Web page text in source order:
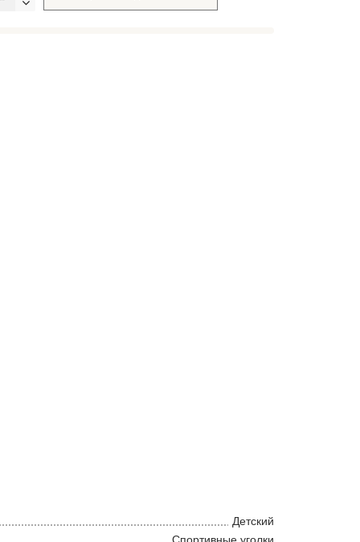
Детский
Спортивные уголки